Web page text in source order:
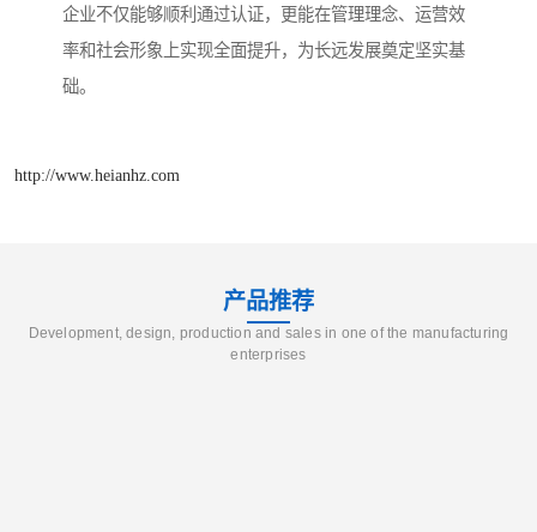
企业不仅能够顺利通过认证，更能在管理理念、运营效
率和社会形象上实现全面提升，为长远发展奠定坚实基
础。
http://www.heianhz.com
产品推荐
Development, design, production and sales in one of the manufacturing
enterprises